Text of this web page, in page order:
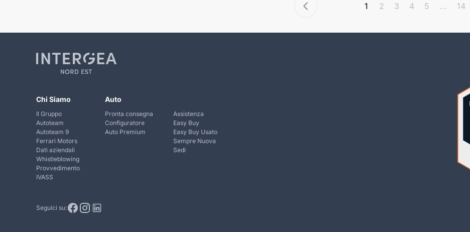
1 2 3 4 5 ... 14
Chi Siamo
Il Gruppo
Autoteam
Autoteam 9
Ferrari Motors
Dati aziendali
Whistleblowing
Provvedimento
IVASS
Auto
Pronta consegna
Configuratore
Auto Premium
Assistenza
Easy Buy
Easy Buy Usato
Sempre Nuova
Sedi
Seguici su: